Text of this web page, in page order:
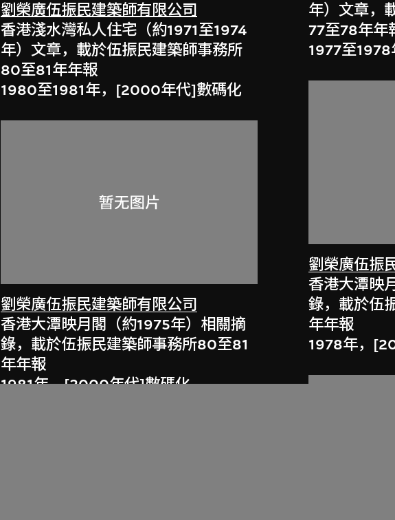
劉榮廣伍振民建築師有限公司
香港淺水灣私人住宅（約1971至1974
年）文章，載於伍振民建築師事務所
80至81年年報
1980至1981年，[2000年代]數碼化
劉榮廣伍振民建築師有限公司
香港大潭映月閣（約1975年）相關摘
錄，載於伍振民建築師事務所80至81
年年報
1981年，[2000年代]數碼化
年）文章，
77至78年年
1977至
劉榮廣伍振
香港大潭映
錄，載於伍
年年報
1978年，